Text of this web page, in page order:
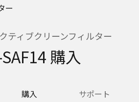
ー
ィブクリーンフィルター
購入
購入 サポート